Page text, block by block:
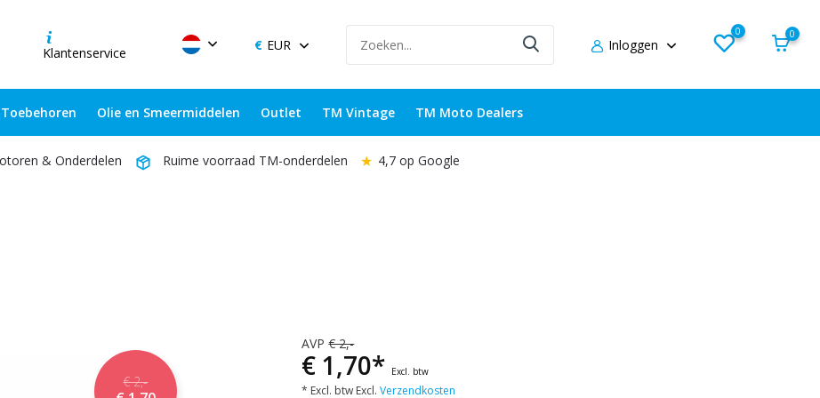
Klantenservice EUR Inloggen
0 0
Olie en Smeermiddelen Outlet TM Vintage TM Moto Dealers
& Onderdelen Ruime voorraad TM-onderdelen ★ 4,7 op Google
€ 2,-
AVP€ 2,-
€ 1,70* Excl. btw
* Excl. btw Excl.Verzendkosten